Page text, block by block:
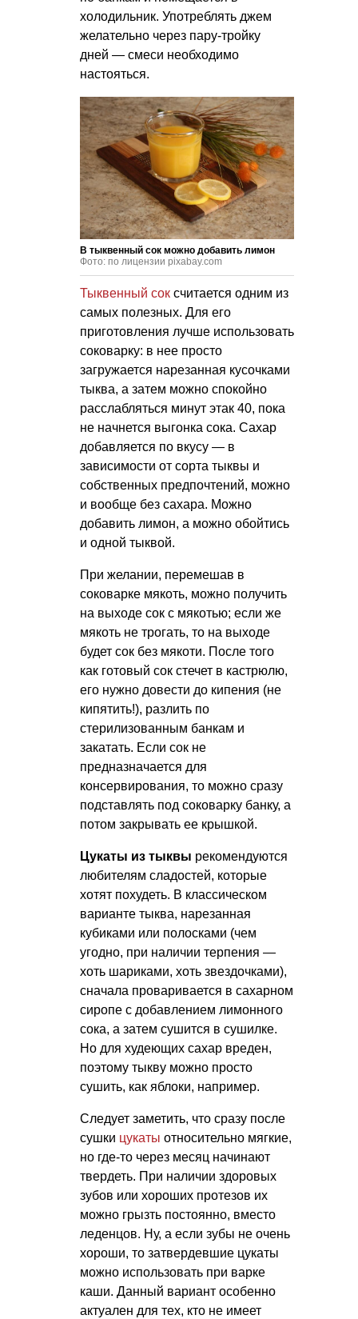
холодильник. Употреблять джем
желательно через пару-тройку
дней — смеси необходимо
настояться.
В тыквенный сок можно добавить лимон
Фото: по лицензии pixabay.com
Тыквенный сок считается одним из
самых полезных. Для его
приготовления лучше использовать
соковарку: в нее просто
загружается нарезанная кусочками
тыква, а затем можно спокойно
расслабляться минут этак 40, пока
не начнется выгонка сока. Сахар
добавляется по вкусу — в
зависимости от сорта тыквы и
собственных предпочтений, можно
и вообще без сахара. Можно
добавить лимон, а можно обойтись
и одной тыквой.
При желании, перемешав в
соковарке мякоть, можно получить
на выходе сок с мякотью; если же
мякоть не трогать, то на выходе
будет сок без мякоти. После того
как готовый сок стечет в кастрюлю,
его нужно довести до кипения (не
кипятить!), разлить по
стерилизованным банкам и
закатать. Если сок не
предназначается для
консервирования, то можно сразу
подставлять под соковарку банку, а
потом закрывать ее крышкой.
Цукаты из тыквы рекомендуются
любителям сладостей, которые
хотят похудеть. В классическом
варианте тыква, нарезанная
кубиками или полосками (чем
угодно, при наличии терпения —
хоть шариками, хоть звездочками),
сначала проваривается в сахарном
сиропе с добавлением лимонного
сока, а затем сушится в сушилке.
Но для худеющих сахар вреден,
поэтому тыкву можно просто
сушить, как яблоки, например.
Следует заметить, что сразу после
сушки цукаты относительно мягкие,
но где-то через месяц начинают
твердеть. При наличии здоровых
зубов или хороших протезов их
можно грызть постоянно, вместо
леденцов. Ну, а если зубы не очень
хороши, то затвердевшие цукаты
можно использовать при варке
каши. Данный вариант особенно
актуален для тех, кто не имеет